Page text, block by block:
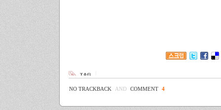
NO TRACKBACK AND COMMENT 4